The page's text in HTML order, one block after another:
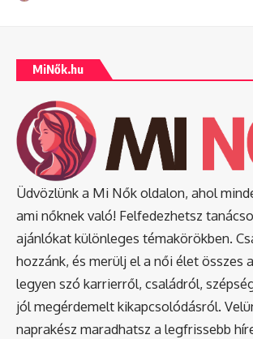
MiNők.hu
Üdvözlünk a Mi Nők oldalon, ahol
ami nőknek való! Felfedezhetsz
ajánlókat különleges témakörökben.
hozzánk, és merülj el a női élet összes
legyen szó karrierről, családról,
jól megérdemelt kikapcsolódásról.
naprakész maradhatsz a legfrissebb